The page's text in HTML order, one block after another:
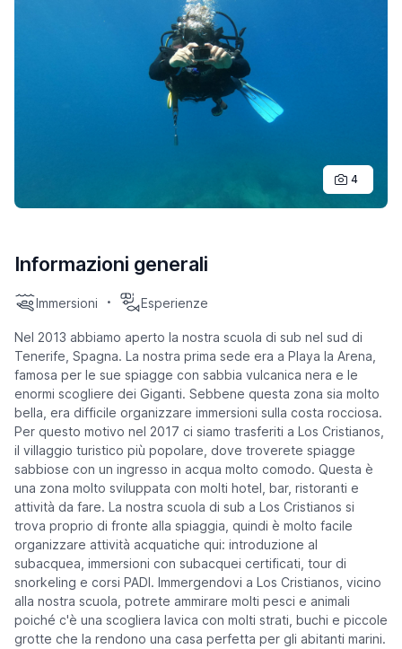
4
Informazioni generali
Immersioni Esperienze
Nel 2013 abbiamo aperto la nostra scuola di sub nel sud di
Tenerife, Spagna. La nostra prima sede era a Playa la Arena,
famosa per le sue spiagge con sabbia vulcanica nera e le
enormi scogliere dei Giganti. Sebbene questa zona sia molto
bella, era difficile organizzare immersioni sulla costa rocciosa.
Per questo motivo nel 2017 ci siamo trasferiti a Los Cristianos,
il villaggio turistico più popolare, dove troverete spiagge
sabbiose con un ingresso in acqua molto comodo. Questa è
una zona molto sviluppata con molti hotel, bar, ristoranti e
attività da fare. La nostra scuola di sub a Los Cristianos si
trova proprio di fronte alla spiaggia, quindi è molto facile
organizzare attività acquatiche qui: introduzione al
subacquea, immersioni con subacquei certificati, tour di
snorkeling e corsi PADI. Immergendovi a Los Cristianos, vicino
alla nostra scuola, potrete ammirare molti pesci e animali
poiché c'è una scogliera lavica con molti strati, buchi e piccole
grotte che la rendono una casa perfetta per gli abitanti marini.